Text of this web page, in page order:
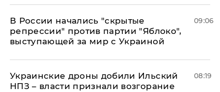
В России начались "скрытые
репрессии" против партии "Яблоко",
выступающей за мир с Украиной
09:06
Украинские дроны добили Ильский
НПЗ – власти признали возгорание
08:19